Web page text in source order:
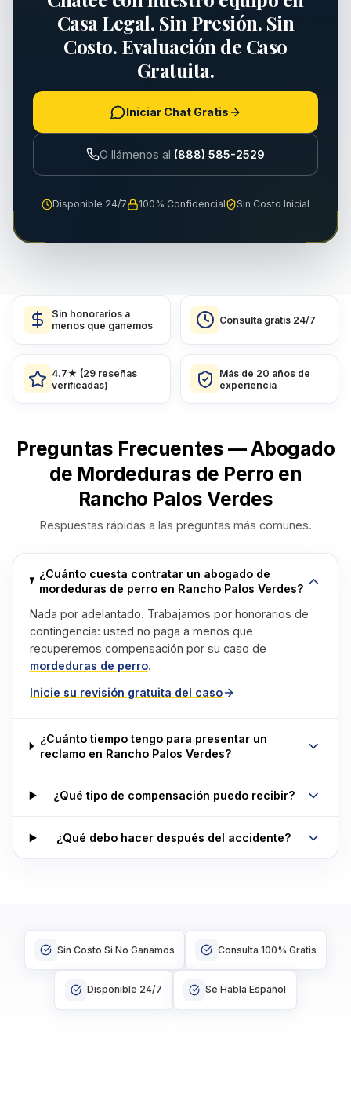
Casa Legal. Sin Presión. Sin
Costo. Evaluación de Caso
Gratuita.
Iniciar Chat Gratis
O llámenos al (888) 585-2529
Disponible 24/7 100% Confidencial Sin Costo Inicial
Sin honorarios a
menos que ganemos
Consulta gratis 24/7
4.7★ (29 reseñas
verificadas)
Más de 20 años de
experiencia
Preguntas Frecuentes — Abogado
de Mordeduras de Perro en
Rancho Palos Verdes
Respuestas rápidas a las preguntas más comunes.
¿Cuánto cuesta contratar un abogado de
mordeduras de perro en Rancho Palos Verdes?
Nada por adelantado. Trabajamos por honorarios de
contingencia: usted no paga a menos que
recuperemos compensación por su caso de
mordeduras de perro.
Inicie su revisión gratuita del caso
¿Cuánto tiempo tengo para presentar un
reclamo en Rancho Palos Verdes?
¿Qué tipo de compensación puedo recibir?
¿Qué debo hacer después del accidente?
Sin Costo Si No Ganamos Consulta 100% Gratis
Disponible 24/7 Se Habla Español